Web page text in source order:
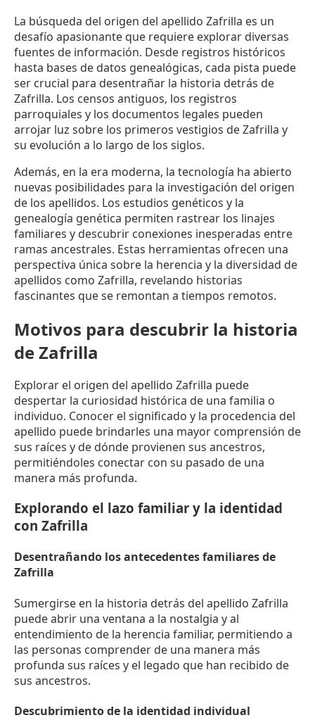
La búsqueda del origen del apellido Zafrilla es un
desafío apasionante que requiere explorar diversas
fuentes de información. Desde registros históricos
hasta bases de datos genealógicas, cada pista puede
ser crucial para desentrañar la historia detrás de
Zafrilla. Los censos antiguos, los registros
parroquiales y los documentos legales pueden
arrojar luz sobre los primeros vestigios de Zafrilla y
su evolución a lo largo de los siglos.
Además, en la era moderna, la tecnología ha abierto
nuevas posibilidades para la investigación del origen
de los apellidos. Los estudios genéticos y la
genealogía genética permiten rastrear los linajes
familiares y descubrir conexiones inesperadas entre
ramas ancestrales. Estas herramientas ofrecen una
perspectiva única sobre la herencia y la diversidad de
apellidos como Zafrilla, revelando historias
fascinantes que se remontan a tiempos remotos.
Motivos para descubrir la historia
de Zafrilla
Explorar el origen del apellido Zafrilla puede
despertar la curiosidad histórica de una familia o
individuo. Conocer el significado y la procedencia del
apellido puede brindarles una mayor comprensión de
sus raíces y de dónde provienen sus ancestros,
permitiéndoles conectar con su pasado de una
manera más profunda.
Explorando el lazo familiar y la identidad
con Zafrilla
Desentrañando los antecedentes familiares de
Zafrilla
Sumergirse en la historia detrás del apellido Zafrilla
puede abrir una ventana a la nostalgia y al
entendimiento de la herencia familiar, permitiendo a
las personas comprender de una manera más
profunda sus raíces y el legado que han recibido de
sus ancestros.
Descubrimiento de la identidad individual